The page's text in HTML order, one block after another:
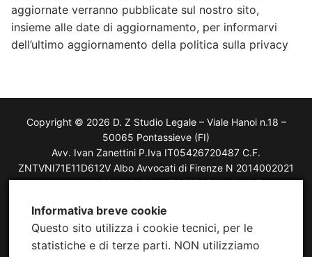
aggiornate verranno pubblicate sul nostro sito,
insieme alle date di aggiornamento, per informarvi
dell’ultimo aggiornamento della politica sulla privacy
Copyright © 2026 D. Z Studio Legale – Viale Hanoi n.18 –
50065 Pontassieve (FI)
Avv. Ivan Zanettini P.Iva IT05426720487 C.F.
ZNTVNI71E11D612V Albo Avvocati di Firenze N 2014002021
Avv. Laura Di Mario P.iva IT05759560484 C.F
Informativa breve cookie
Questo sito utilizza i cookie tecnici, per le
statistiche e di terze parti. NON utilizziamo